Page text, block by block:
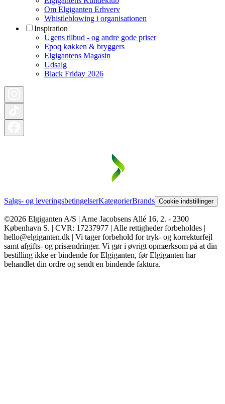
Om Elgiganten Erhverv
Whistleblowing i organisationen
Inspiration
Ugens tilbud - og andre gode priser
Epoq køkken & bryggers
Elgigantens Magasin
Udsalg
Black Friday 2026
Salgs- og leveringsbetingelserKategorierBrands Cookie indstillinger
©2026 Elgiganten A/S | Arne Jacobsens Allé 16, 2. - 2300
København S. | CVR: 17237977 | Alle rettigheder forbeholdes |
hello@elgiganten.dk | Vi tager forbehold for tryk- og korrekturfejl
samt afgifts- og prisændringer. Vi gør i øvrigt opmærksom på at din
bestilling ikke er bindende for Elgiganten, før Elgiganten har
behandlet din ordre og sendt en bindende faktura.